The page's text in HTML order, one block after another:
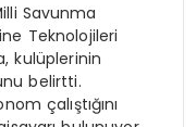
Savunma
Teknolojileri
kulüplerinin
belirtti.
çalıştığını